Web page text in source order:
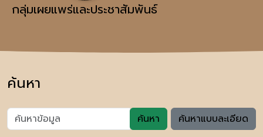
กลุ่มเผยแพร่และประชาสัมพันธ์
ค้นหา
ค้นหา ค้นหาแบบละเอียด